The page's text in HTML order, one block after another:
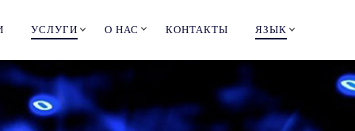
УСЛУГИ О НАС КОНТАКТЫ ЯЗЫК